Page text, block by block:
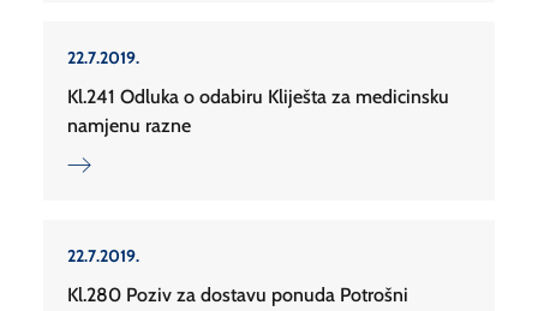
22.7.2019.
Kl.241 Odluka o odabiru Kliješta za medicinsku
namjenu razne
22.7.2019.
Kl.280 Poziv za dostavu ponuda Potrošni